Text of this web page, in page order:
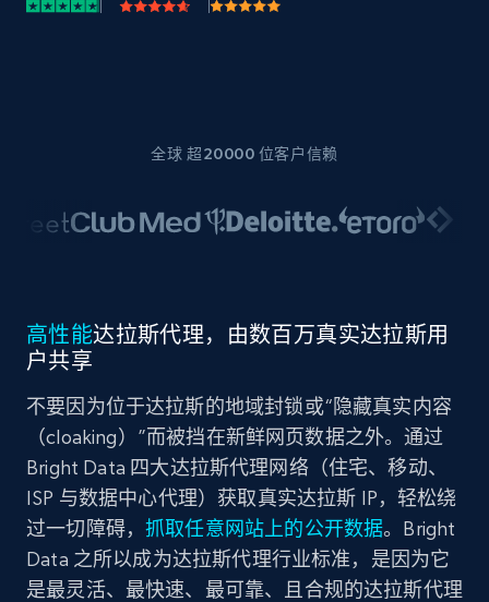
全球 超20000 位客户信赖
高性能达拉斯代理，由数百万真实达拉斯用
户共享
不要因为位于达拉斯的地域封锁或“隐藏真实内容
（cloaking）”而被挡在新鲜网页数据之外。通过
Bright Data 四大达拉斯代理网络（住宅、移动、
ISP 与数据中心代理）获取真实达拉斯 IP，轻松绕
过一切障碍，抓取任意网站上的公开数据。Bright
Data 之所以成为达拉斯代理行业标准，是因为它
是最灵活、最快速、最可靠、且合规的达拉斯代理